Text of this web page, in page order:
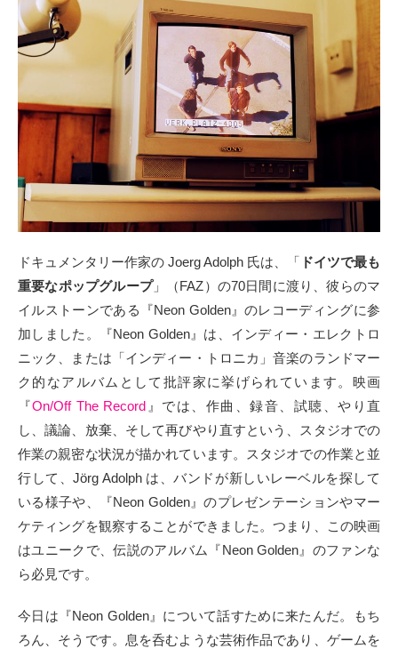
ドキュメンタリー作家の Joerg Adolph 氏は、「 ドイツで最も
重要なポップグループ」（FAZ）の70日間に渡り、彼らのマ
イルストーンである『Neon Golden』のレコーディングに参
加しました。『Neon Golden』は、インディー・エレクトロ
ニック、または「インディー・トロニカ」音楽のランドマー
ク的なアルバムとして批評家に挙げられています。映画
『On/Off The Record 』では、作曲、録音、試聴、やり直
し、議論、放棄、そして再びやり直すという、スタジオでの
作業の親密な状況が描かれています。スタジオでの作業と並
行して、Jörg Adolph は、バンドが新しいレーベルを探して
いる様子や、『Neon Golden』のプレゼンテーションやマー
ケティングを観察することができました。つまり、この映画
はユニークで、伝説のアルバム『Neon Golden』のファンな
ら必見です。
今日は『Neon Golden』について話すために来たんだ。もち
ろん、そうです。息を呑むような芸術作品であり、ゲームを